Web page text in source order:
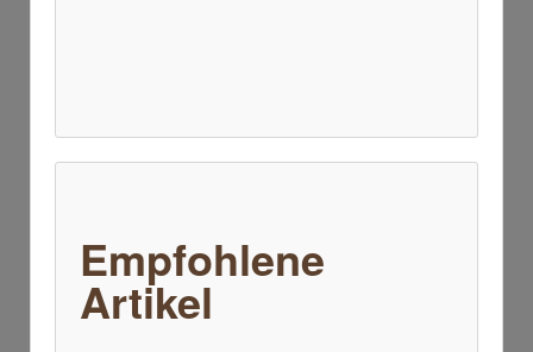
Empfohlene
Artikel